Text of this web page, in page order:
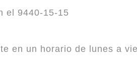
el 9440-15-15
en un horario de lunes a